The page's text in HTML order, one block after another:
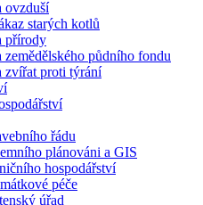
ovzduší
starých kotlů
přírody
zemědělského půdního fondu
zvířat proti týrání
řádu
plánováni a GIS
hospodářství
péče
úřad